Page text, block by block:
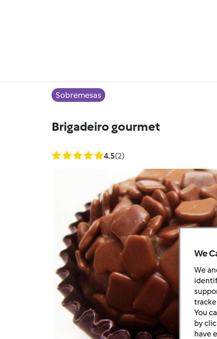
Sobremesas
Brigadeiro gourmet
4.5(2)
We
We
You
by
have